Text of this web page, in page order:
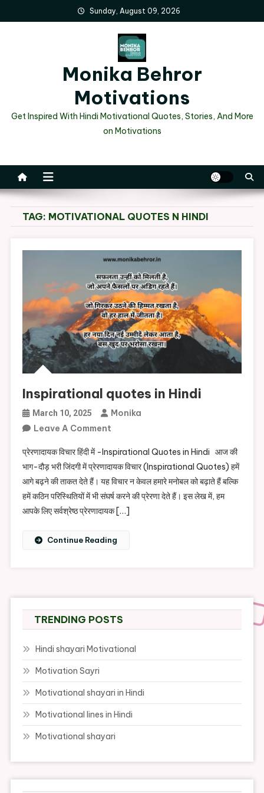
to
Sunday, August 09, 2026
Monika Behror
Motivations
Get Inspired With Hindi Motivational Quotes, Stories, And More
on Motivations
TAG: MOTIVATIONAL QUOTES N HINDI
Inspirational quotes in Hindi
March 10, 2025
Monika
Leave A CommentOn
Quotes
In
Hindi
प्रेरणादायक विचार हिंदी में -Inspirational Quotes in Hindi आज की
भाग-दौड़ भरी जिंदगी में प्रेरणादायक विचार (Inspirational Quotes) हमें
आगे बढ़ने की ताकत देते हैं। यह विचार न केवल हमारे मनोबल को बढ़ाते हैं बल्कि
हमें कठिन परिस्थितियों में भी संघर्ष करने की प्रेरणा देते हैं। इस लेख में, हम
आपके लिए सर्वश्रेष्ठ प्रेरणादायक […]
Continue Reading
TRENDING POSTS
Hindi shayari Motivational
Motivation Sayri
Motivational shayari in Hindi
Motivational lines in Hindi
Motivational shayari